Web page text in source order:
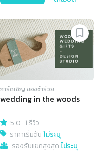
การ์ดเชิญ​ ของชำร่วย
wedding in the woods
5.0 ·1 รีวิว
ราคาเริ่มต้นไม่ระบุ
รองรับแขกสูงสุดไม่ระบุ